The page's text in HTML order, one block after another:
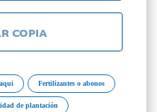
COPIA
Fertilizantes o abonos
de plantación